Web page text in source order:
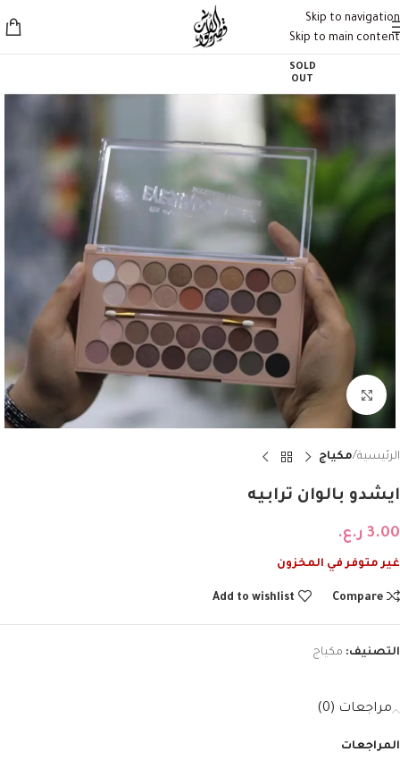
Skip to navigation
Skip to main content
SOLD
OUT
Click to enlarge
الرئيسية مكياج
ايشدو بالوان ترابيه
3.00 ر.ع.
غير متوفر في المخزون
Compare
Add to wishlist
التصنيف: مكياج
مراجعات (0)
المراجعات